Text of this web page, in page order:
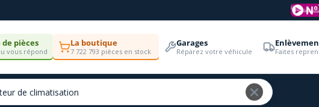
pièces
vous répond
La boutique
7 722 793 pièces en stock
Garages
Réparez votre véhicule Faites